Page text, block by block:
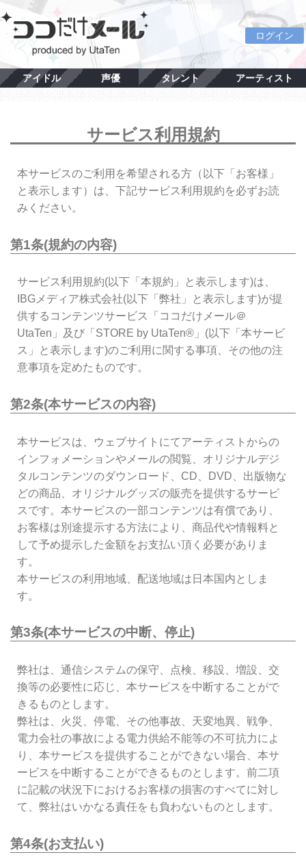
ログイン
アイドル 声優 タレント アーティスト
サービス利用規約
本サービスのご利用を希望される方（以下「お客様」
と表示します）は、下記サービス利用規約を必ずお読
みください。
第1条(規約の内容)
サービス利用規約(以下「本規約」と表示します)は、
IBGメディア株式会社(以下「弊社」と表示します)が提
供するコンテンツサービス「ココだけメール＠
UtaTen」及び「STORE by UtaTen®」(以下「本サービ
ス」と表示します)のご利用に関する事項、その他の注
意事項を定めたものです。
第2条(本サービスの内容)
本サービスは、ウェブサイトにてアーティストからの
インフォメーションやメールの閲覧、オリジナルデジ
タルコンテンツのダウンロード、CD、DVD、出版物な
どの商品、オリジナルグッズの販売を提供するサービ
スです。本サービスの一部コンテンツは有償であり、
お客様は別途提示する方法により、商品代や情報料と
して予め提示した金額をお支払い頂く必要がありま
す。
本サービスの利用地域、配送地域は日本国内としま
す。
第3条(本サービスの中断、停止)
弊社は、通信システムの保守、点検、移設、増設、交
換等の必要性に応じ、本サービスを中断することがで
きるものとします。
弊社は、火災、停電、その他事故、天変地異、戦争、
電力会社の事故による電力供給不能等の不可抗力によ
り、本サービスを提供することができない場合、本サ
ービスを中断することができるものとします。前二項
に記載の状況下におけるお客様の損害のすべてに対し
て、弊社はいかなる責任をも負わないものとします。
第4条(お支払い)